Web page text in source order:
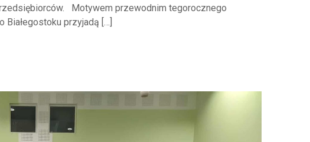
Motywem przewodnim tegorocznego
Białegostoku przyjadą […]